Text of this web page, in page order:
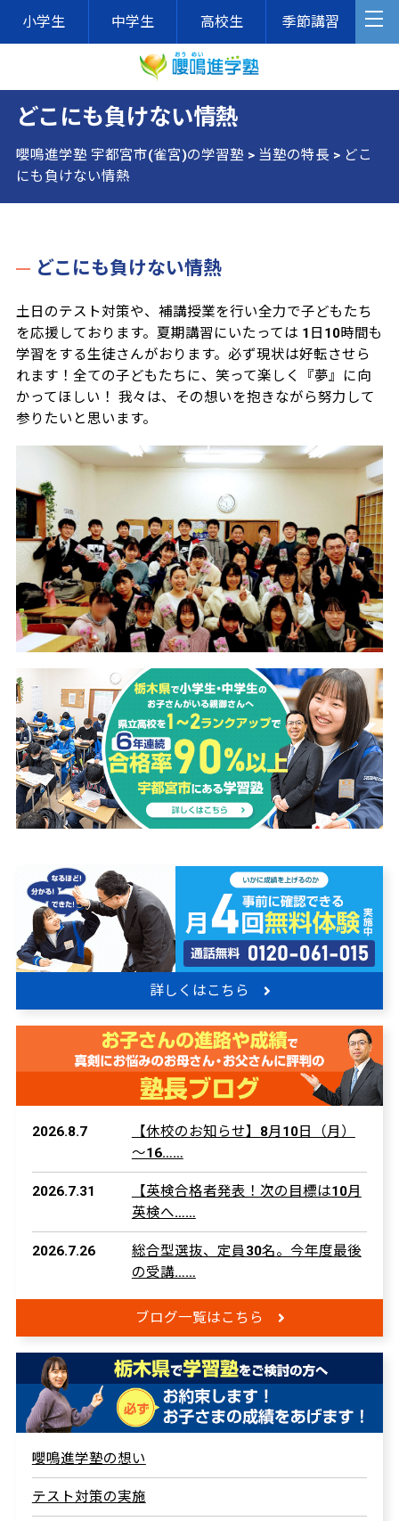
小学生 中学生 高校生 季節講習
どこにも負けない情熱
嚶鳴進学塾 宇都宮市(雀宮)の学習塾 > 当塾の特長 > どこ
にも負けない情熱
どこにも負けない情熱
土日のテスト対策や、補講授業を行い全力で子どもたち
を応援しております。夏期講習にいたっては 1日10時間も
学習をする生徒さんがおります。必ず現状は好転させら
れます！全ての子どもたちに、笑って楽しく『夢』に向
かってほしい！ 我々は、その想いを抱きながら努力して
参りたいと思います。
詳しくはこちら
2026.8.7
【休校のお知らせ】8月10日（月）
～16……
2026.7.31
【英検合格者発表！次の目標は10月
英検へ……
2026.7.26
総合型選抜、定員30名。今年度最後
の受講……
ブログ一覧はこちら
嚶鳴進学塾の想い
テスト対策の実施